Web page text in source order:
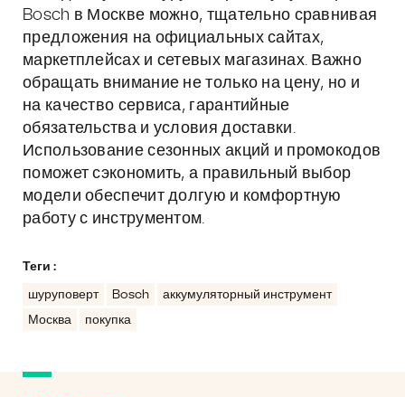
Bosch в Москве можно, тщательно сравнивая
предложения на официальных сайтах,
маркетплейсах и сетевых магазинах. Важно
обращать внимание не только на цену, но и
на качество сервиса, гарантийные
обязательства и условия доставки.
Использование сезонных акций и промокодов
поможет сэкономить, а правильный выбор
модели обеспечит долгую и комфортную
работу с инструментом.
Теги :
шуруповерт Bosch
аккумуляторный инструмент
Москва
покупка